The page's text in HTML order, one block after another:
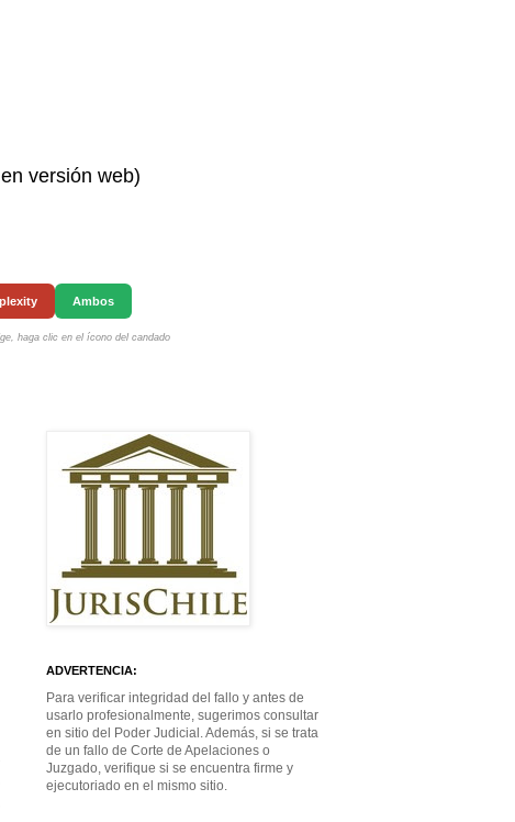
versión web)
Ambos
haga clic en el ícono del candado
ADVERTENCIA:
Para verificar integridad del fallo y antes de
usarlo profesionalmente, sugerimos consultar
en sitio del Poder Judicial. Además, si se trata
de un fallo de Corte de Apelaciones o
Juzgado, verifique si se encuentra firme y
ejecutoriado en el mismo sitio.